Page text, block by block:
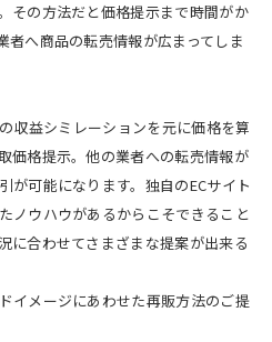
その方法だと価格提示まで時間がか
者へ商品の転売情報が広まってしま
収益シミレーションを元に価格を算
価格提示。他の業者への転売情報が
が可能になります。独自のECサイト
ノウハウがあるからこそできること
に合わせてさまざまな提案が出来る
イメージにあわせた再販方法のご提